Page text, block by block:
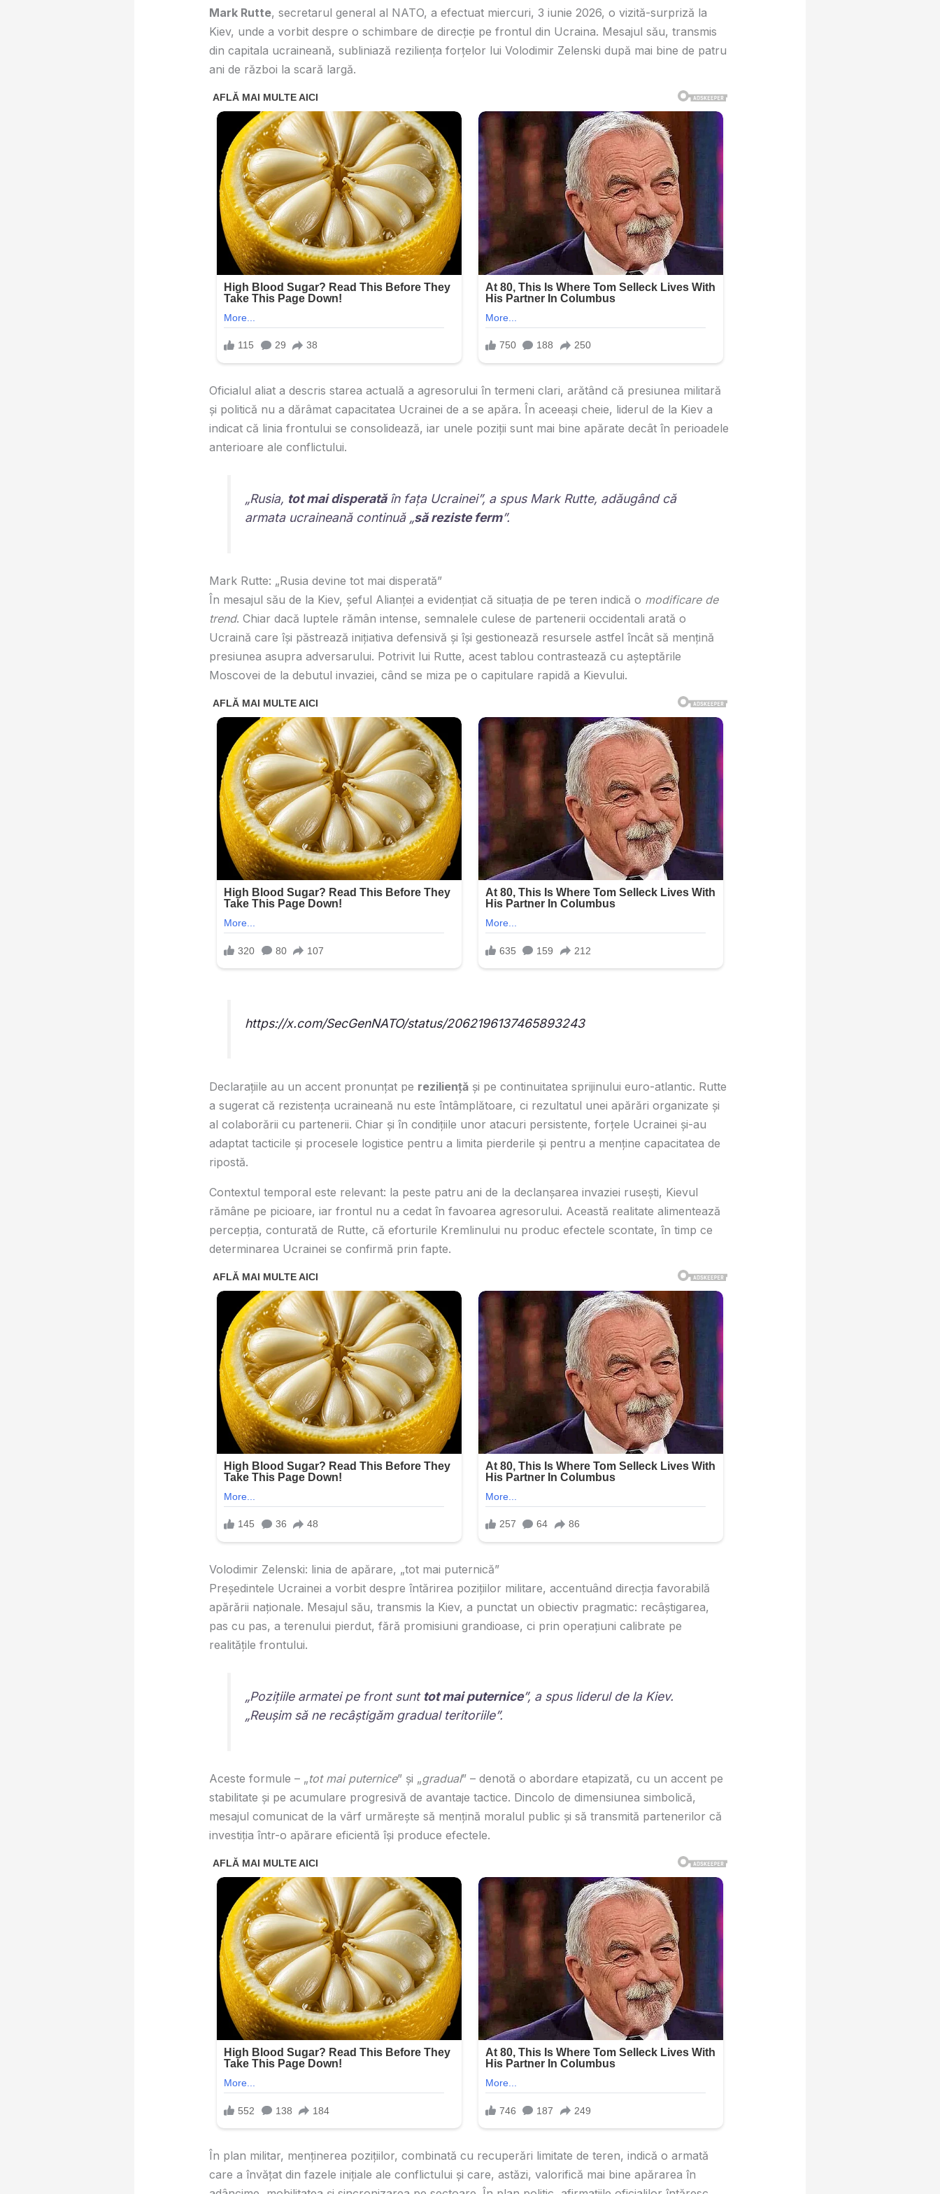
Mark Rutte, secretarul general al NATO, a efectuat miercuri, 3 iunie 2026, o vizită-surpriză la
Kiev, unde a vorbit despre o schimbare de direcție pe frontul din Ucraina. Mesajul său, transmis
din capitala ucraineană, subliniază reziliența forțelor lui Volodimir Zelenski după mai bine de patru
ani de război la scară largă.
Oficialul aliat a descris starea actuală a agresorului în termeni clari, arătând că presiunea militară
și politică nu a dărâmat capacitatea Ucrainei de a se apăra. În aceeași cheie, liderul de la Kiev a
indicat că linia frontului se consolidează, iar unele poziții sunt mai bine apărate decât în perioadele
anterioare ale conflictului.
„Rusia, tot mai disperatăîn fața Ucrainei”, a spus Mark Rutte, adăugând că
armata ucraineană continuă „să reziste ferm”.
Mark Rutte: „Rusia devine tot mai disperată”
În mesajul său de la Kiev, șeful Alianței a evidențiat că situația de pe teren indică o modificare de
trend. Chiar dacă luptele rămân intense, semnalele culese de partenerii occidentali arată o
Ucraină care își păstrează inițiativa defensivă și își gestionează resursele astfel încât să mențină
presiunea asupra adversarului. Potrivit lui Rutte, acest tablou contrastează cu așteptările
Moscovei de la debutul invaziei, când se miza pe o capitulare rapidă a Kievului.
https://x.com/SecGenNATO/status/2062196137465893243
Declarațiile au un accent pronunțat pe reziliențăși pe continuitatea sprijinului euro-atlantic. Rutte
a sugerat că rezistența ucraineană nu este întâmplătoare, ci rezultatul unei apărări organizate și
al colaborării cu partenerii. Chiar și în condițiile unor atacuri persistente, forțele Ucrainei și-au
adaptat tacticile și procesele logistice pentru a limita pierderile și pentru a menține capacitatea de
ripostă.
Contextul temporal este relevant: la peste patru ani de la declanșarea invaziei rusești, Kievul
rămâne pe picioare, iar frontul nu a cedat în favoarea agresorului. Această realitate alimentează
percepția, conturată de Rutte, că eforturile Kremlinului nu produc efectele scontate, în timp ce
determinarea Ucrainei se confirmă prin fapte.
Volodimir Zelenski: linia de apărare, „tot mai puternică”
Președintele Ucrainei a vorbit despre întărirea pozițiilor militare, accentuând direcția favorabilă
apărării naționale. Mesajul său, transmis la Kiev, a punctat un obiectiv pragmatic: recâștigarea,
pas cu pas, a terenului pierdut, fără promisiuni grandioase, ci prin operațiuni calibrate pe
realitățile frontului.
„Pozițiile armatei pe front sunt tot mai puternice”, a spus liderul de la Kiev.
„Reușim să ne recâștigăm gradual teritoriile”.
Aceste formule – „tot mai puternice” și „gradual” – denotă o abordare etapizată, cu un accent pe
stabilitate și pe acumulare progresivă de avantaje tactice. Dincolo de dimensiunea simbolică,
mesajul comunicat de la vârf urmărește să mențină moralul public și să transmită partenerilor că
investiția într-o apărare eficientă își produce efectele.
În plan militar, menținerea pozițiilor, combinată cu recuperări limitate de teren, indică o armată
care a învățat din fazele inițiale ale conflictului și care, astăzi, valorifică mai bine apărarea în